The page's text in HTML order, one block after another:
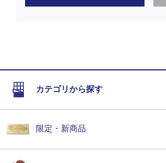
カテゴリから探す
限定・新商品